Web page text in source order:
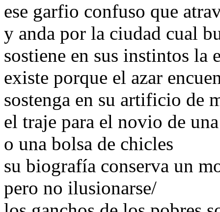
ese garfio confuso que
y anda por la ciudad cual
sostiene en sus instintos la
existe porque el azar
sostenga en su artificio de
el traje para el novio de
o una bolsa de chicles
su biografía conserva un
pero no ilusionarse/